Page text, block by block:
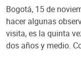
Bogotá, 15 de
hacer algunas
visita, es la quinta
dos años y medio.